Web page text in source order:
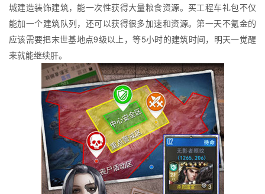
城建造装饰建筑，能一次性获得大量粮食资源。买工程车礼包不仅
能加一个建筑队列，还可以获得很多加速和资源。第一天不氪金的
应该需要把末世基地点9级以上，等5小时的建筑时间，明天一觉醒
来就能继续肝。